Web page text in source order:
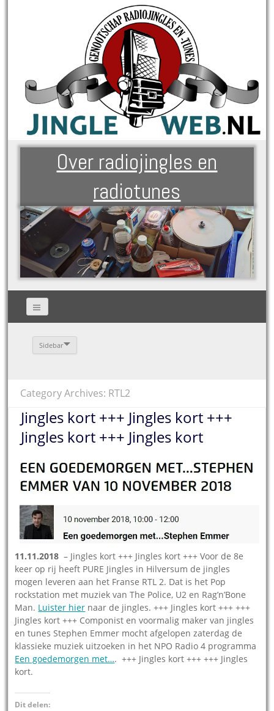
Over radiojingles en
radiotunes
Sidebar
Category Archives: RTL2
Jingles kort +++ Jingles kort +++
Jingles kort +++ Jingles kort
11.11.2018 – Jingles kort +++ Jingles kort +++ Voor de 8e
keer op rij heeft PURE Jingles in Hilversum de jingles
mogen leveren aan het Franse RTL 2. Dat is het Pop
rockstation met muziek van The Police, U2 en Rag’n’Bone
Man. Luister hier naar de jingles. +++ Jingles kort +++ +++
Jingles kort +++ Componist en voormalig maker van jingles
en tunes Stephen Emmer mocht afgelopen zaterdag de
klassieke muziek uitzoeken in het NPO Radio 4 programma
Een goedemorgen met…. +++ Jingles kort +++ +++ Jingles
kort.
Dit delen: